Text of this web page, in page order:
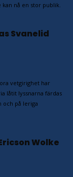
nå en stor publik.
Svanelid
vetgirighet har
låtit lyssnarna färdas
och på leriga
Wolke